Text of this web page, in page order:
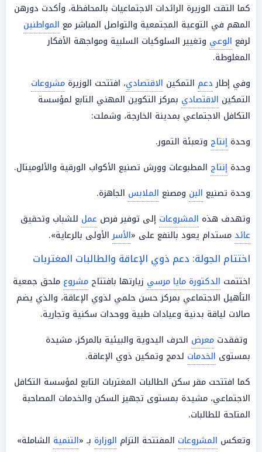
كما التقت الوزيرة الرائدات الاجتماعيات بالمحافظة، وأكدت دورهن
المهم في التوعية المجتمعية والتواصل المباشر مع المواطنين
لرفع الوعي وتغيير السلوكيات السلبية ومواجهة الأفكار
المغلوطة.
وفي إطاردعم التمكين الاقتصادي، افتتحت الوزيرة مشروعات
التمكين الاقتصادي بمركز التكوين المهني التابع لمؤسسة
التكافل الاجتماعي بمدينة الخارجة، وشملت:
وحدة إنتاج وتعبئة التمور.
وحدة إنتاج المطبوعات وورش تصنيع الأكواب الورقية والألوميتال.
وحدة تصنيع البن ومصنع الملابس الجاهزة.
وتهدف هذه المشروعات إلى توفير فرص عمل للشباب وتحقيق
عائد مستدام يعود بالنفع على «الأسرالأولى بالرعاية».
اختتام الجولة: دعم ذوي الإعاقة والطالبات المغتربات
اختتمت الدكتورة مايا مرسي زيارتها بافتتاح مشروع ملحق جمعية
التأهيل الاجتماعي بمركز حسن حلمي لذوي الإعاقة، والذي يضم
صالات لياقة بدنية وعيادات طبية ووحدات سكنية وتجارية.
وتفقدت معرض الحرف اليدوية والبيئية بالمركز، مشيدة
بمستوى الخدمات لدمج وتمكين ذوي الإعاقة.
كما افتتحت مقر سكن الطالبات المغتربات التابع لمؤسسة التكافل
الاجتماعي، مشيدة بمستوى تجهيز السكن والخدمات المصاحبة
المتاحة للطالبات.
وتعكس المشروعات المفتتحة التزام الوزارة بـ «التنمية الشاملة»